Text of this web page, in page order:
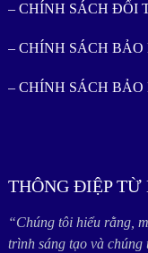
– CHÍNH SÁCH ĐỔI
– CHÍNH SÁCH BẢO
– CHÍNH SÁCH
THÔNG ĐIỆP
“Chúng tôi hiểu rằng,
trình sáng tạo và chúng